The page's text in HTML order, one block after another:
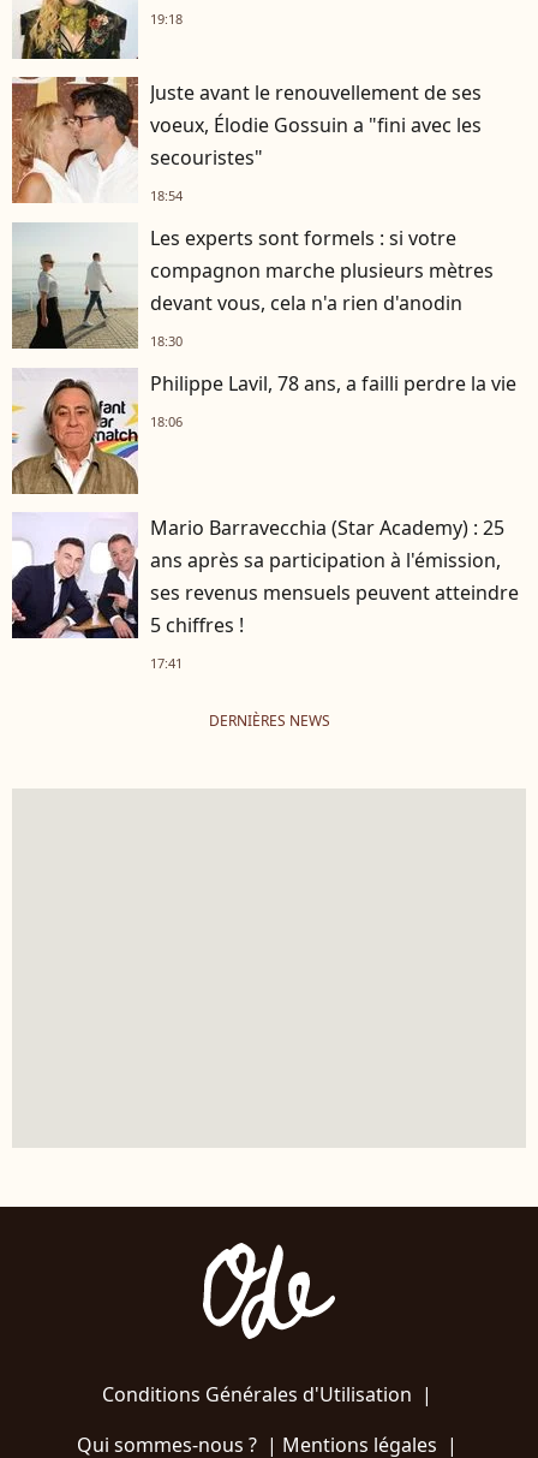
19:18
Juste avant le renouvellement de ses
voeux, Élodie Gossuin a "fini avec les
secouristes"
18:54
Les experts sont formels : si votre
compagnon marche plusieurs mètres
devant vous, cela n'a rien d'anodin
18:30
Philippe Lavil, 78 ans, a failli perdre la vie
18:06
Mario Barravecchia (Star Academy) : 25
ans après sa participation à l'émission,
ses revenus mensuels peuvent atteindre
5 chiffres !
17:41
DERNIÈRES NEWS
Conditions Générales d'Utilisation |
Qui sommes-nous ?| Mentions légales |